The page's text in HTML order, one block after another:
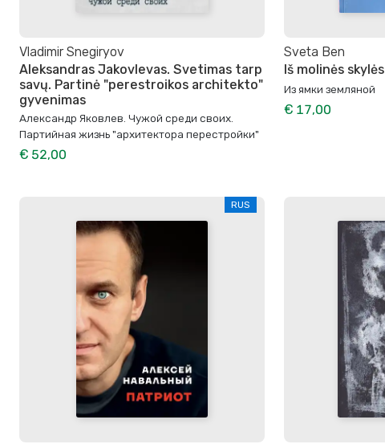
Vladimir Snegiryov
Aleksandras Jakovlevas. Svetimas tarp
savų. Partinė "perestroikos architekto"
gyvenimas
Александр Яковлев. Чужой среди своих.
Партийная жизнь "архитектора перестройки"
€ 52,00
Sveta Ben
Iš molinės skylės
Из ямки земляной
€ 17,00
RUS